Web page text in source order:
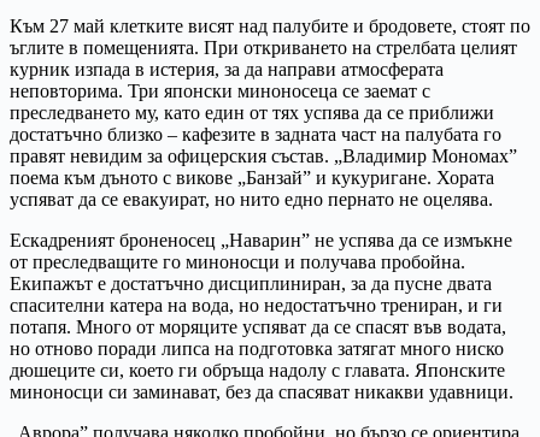
Към 27 май клетките висят над палубите и бродовете, стоят по
ъглите в помещенията. При откриването на стрелбата целият
курник изпада в истерия, за да направи атмосферата
неповторима. Три японски миноносеца се заемат с
преследването му, като един от тях успява да се приближи
достатъчно близко – кафезите в задната част на палубата го
правят невидим за офицерския състав. „Владимир Мономах”
поема към дъното с викове „Банзай” и кукуригане. Хората
успяват да се евакуират, но нито едно пернато не оцелява.
Ескадреният броненосец „Наварин” не успява да се измъкне
от преследващите го миноносци и получава пробойна.
Екипажът е достатъчно дисциплиниран, за да пусне двата
спасителни катера на вода, но недостатъчно трениран, и ги
потапя. Много от моряците успяват да се спасят във водата,
но отново поради липса на подготовка затягат много ниско
дюшеците си, което ги обръща надолу с главата. Японските
миноносци си заминават, без да спасяват никакви удавници.
„Аврора” получава няколко пробойни, но бързо се ориентира